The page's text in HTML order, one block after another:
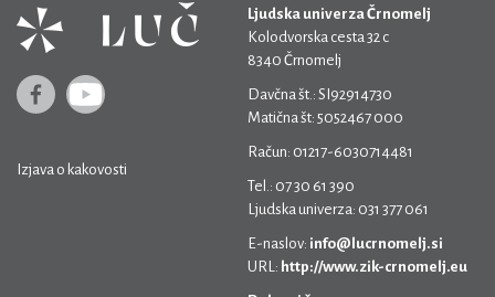
Izjava o kakovosti
Ljudska univerza Črnomelj
Kolodvorska cesta 32 c
8340 Črnomelj
Davčna št.: SI92914730
Matična št: 5052467 000
Račun: 01217-6030714481
Tel.: 07 30 61 390
Ljudska univerza: 031 377 061
E-naslov: info@lucrnomelj.si
URL: http://www.zik-crnomelj.eu